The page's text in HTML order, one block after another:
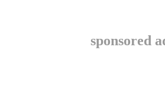
sponsored